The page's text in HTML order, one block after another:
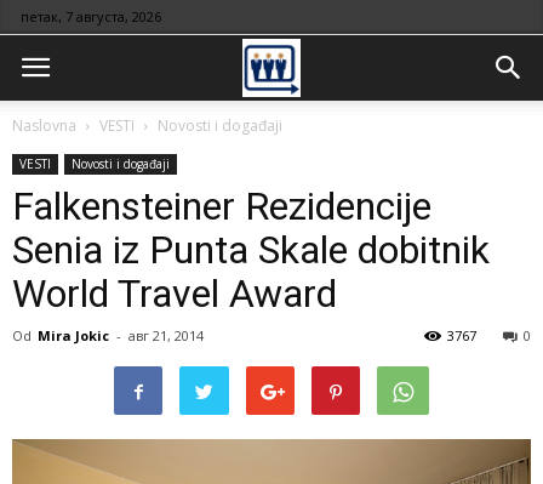
петак, 7 августа, 2026
Naslovna VESTI Novosti i događaji
VESTI Novosti i događaji
Falkensteiner Rezidencije
Senia iz Punta Skale dobitnik
World Travel Award
Od Mira Jokic - авг 21, 2014 0
3767